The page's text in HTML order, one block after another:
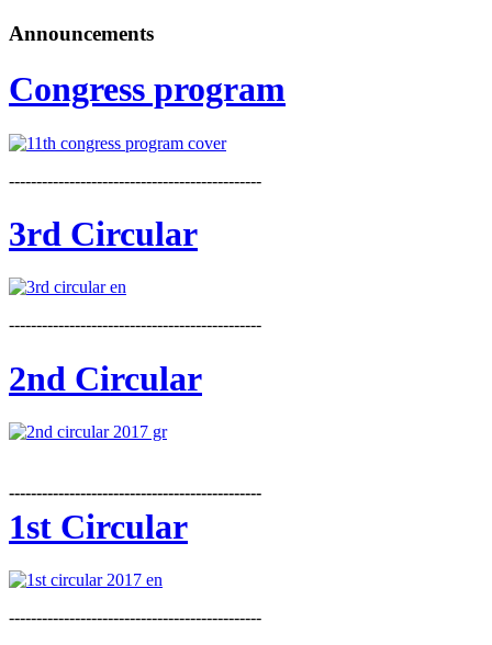
Announcements
Congress program
----------------------------------------------
3rd Circular
----------------------------------------------
2nd Circular
----------------------------------------------
1st Circular
----------------------------------------------